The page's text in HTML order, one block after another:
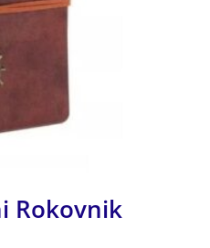
Rokovnik